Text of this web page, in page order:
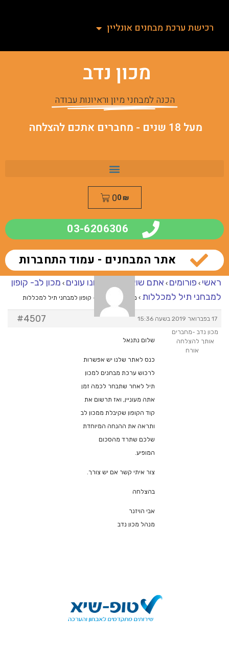
רכישת ערכת מבחנים אונליין
מכון נדב
הכנה למבחני מיון וראיונות עבודה
מעל 18 שנים - מחברים אתכם להצלחה
0₪
0
03-6206306
אתר המבחנים - עמוד התחברות
ראשי › פורומים › אתם שואלים – אנחנו עונים › מכון לב- קופון
למבחני תיל למכללות › מענה ל־מכון לב- קופון למבחני תיל למכללות
17 בפברואר 2019 בשעה 15:36 #4507
מכון נדב -מחברים
אותך להצלחה
אורח
שלום נתנאל
כנס לאתר שלנו יש אפשרות
לרכוש ערכת מבחנים למכון
תיל לאחר שתבחר לכמה זמן
אתה מעוניין, ואז תרשום את
קוד הקופון שקיבלת ממכון לב
ותראה את ההנחה המיוחדת
שלכם שתרד מהסכום
המופיע.
צור איתי קשר אם יש צורך.
בהצלחה
אבי הויזנר
מנהל מכון נדב